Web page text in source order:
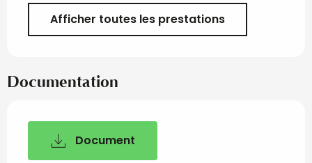
Afficher toutes les prestations
Documentation
Document